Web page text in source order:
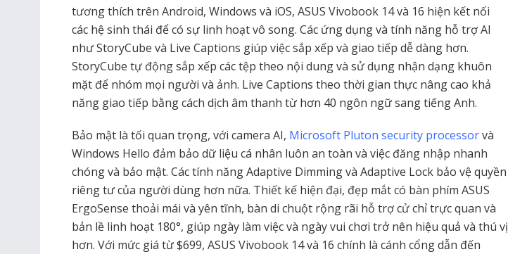
tương thích trên Android, Windows và iOS, ASUS Vivobook 14 và 16 hiện kết nối
các hệ sinh thái để có sự linh hoạt vô song. Các ứng dụng và tính năng hỗ trợ AI
như StoryCube và Live Captions giúp việc sắp xếp và giao tiếp dễ dàng hơn.
StoryCube tự động sắp xếp các tệp theo nội dung và sử dụng nhận dạng khuôn
mặt để nhóm mọi người và ảnh. Live Captions theo thời gian thực nâng cao khả
năng giao tiếp bằng cách dịch âm thanh từ hơn 40 ngôn ngữ sang tiếng Anh.
Bảo mật là tối quan trọng, với camera AI, Microsoft Pluton security processorvà
Windows Hello đảm bảo dữ liệu cá nhân luôn an toàn và việc đăng nhập nhanh
chóng và bảo mật. Các tính năng Adaptive Dimming và Adaptive Lock bảo vệ quyền
riêng tư của người dùng hơn nữa. Thiết kế hiện đại, đẹp mắt có bàn phím ASUS
ErgoSense thoải mái và yên tĩnh, bàn di chuột rộng rãi hỗ trợ cử chỉ trực quan và
bản lề linh hoạt 180°, giúp ngày làm việc và ngày vui chơi trở nên hiệu quả và thú vị
hơn. Với mức giá từ $699, ASUS Vivobook 14 và 16 chính là cánh cổng dẫn đến